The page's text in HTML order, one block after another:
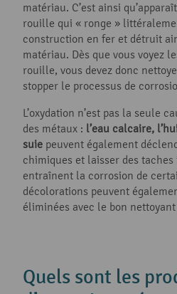
matériau. C’est ainsi
rouille qui « ronge »
construction en fer et détruit
matériau. Dès que vous voyez
rouille, vous devez donc
stopper le processus de
L’oxydation n’est pas la seule
des métaux : l’eau calcaire,
suie peuvent également
chimiques et laisser des
entraînent la corrosion de
décolorations peuvent
éliminées avec le bon
Quels sont les